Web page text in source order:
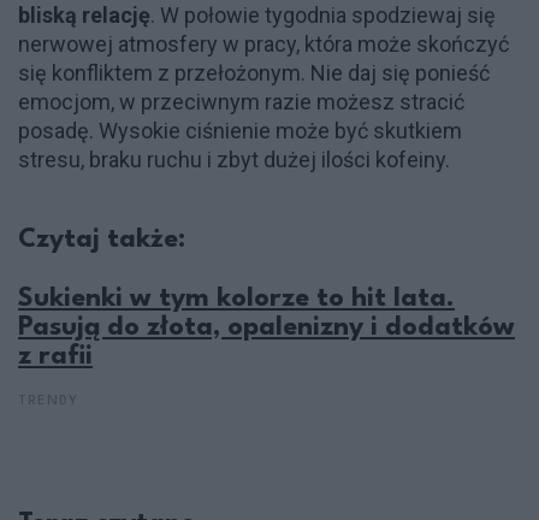
bliską relację. W połowie tygodnia spodziewaj się
nerwowej atmosfery w pracy, która może skończyć
się konfliktem z przełożonym. Nie daj się ponieść
emocjom, w przeciwnym razie możesz stracić
posadę. Wysokie ciśnienie może być skutkiem
stresu, braku ruchu i zbyt dużej ilości kofeiny.
Czytaj także:
Sukienki w tym kolorze to hit lata.
Pasują do złota, opalenizny i dodatków
z rafii